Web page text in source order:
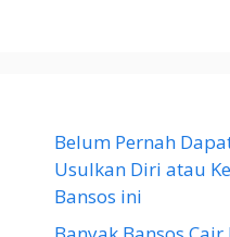
Belum Pernah
Usulkan Diri atau
Bansos ini